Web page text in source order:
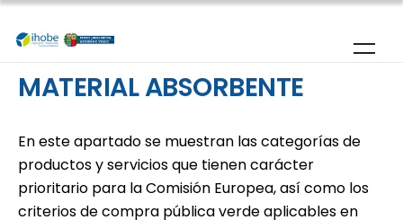
Pasar al contenido principal
MATERIAL ABSORBENTE
En este apartado se muestran las categorías de
productos y servicios que tienen carácter
prioritario para la Comisión Europea, así como los
criterios de compra pública verde aplicables en